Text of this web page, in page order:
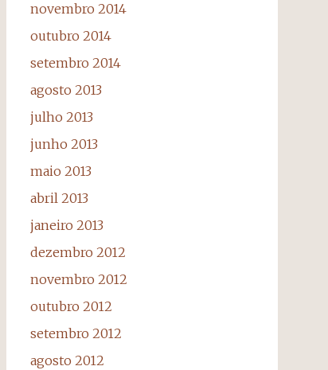
novembro 2014
outubro 2014
setembro 2014
agosto 2013
julho 2013
junho 2013
maio 2013
abril 2013
janeiro 2013
dezembro 2012
novembro 2012
outubro 2012
setembro 2012
agosto 2012